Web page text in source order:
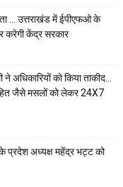
… उत्तराखंड में ईपीएफओ के
करेगी केंद्र सरकार
अधिकारियों को किया ताकीद…
जैसे मसलों को लेकर 24X7
प्रदेश अध्यक्ष महेंद्र भट्ट को